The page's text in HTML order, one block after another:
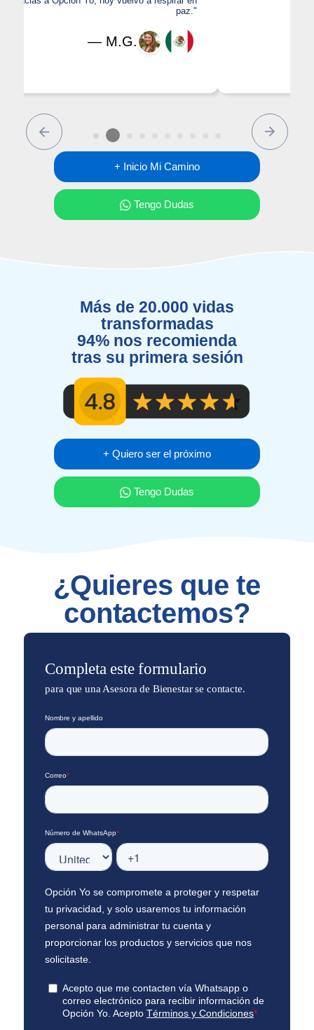
— L.R.
Previous Next
+ Inicio Mi Camino
Tengo Dudas
Más de 20.000 vidas
transformadas
94% nos recomienda
tras su primera sesión
+ Quiero ser el próximo
Tengo Dudas
¿Quieres que te
contactemos?
Completa este formulario
para que una Asesora de Bienestar se contacte.